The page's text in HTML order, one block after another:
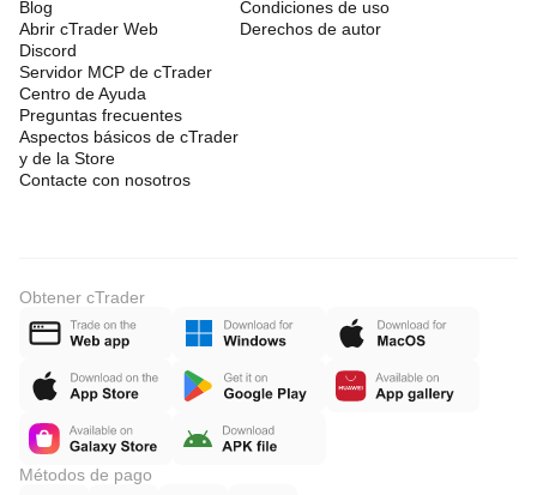
Blog
Abrir cTrader Web
Discord
Servidor MCP de cTrader
Centro de Ayuda
Preguntas frecuentes
Aspectos básicos de cTrader
y de la Store
Contacte con nosotros
Condiciones de uso
Derechos de autor
Obtener cTrader
Métodos de pago